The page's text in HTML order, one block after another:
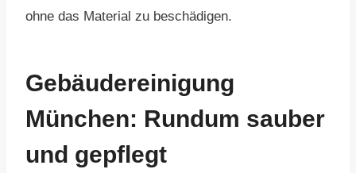
ohne das Material zu beschädigen.
Gebäudereinigung
München: Rundum sauber
und gepflegt